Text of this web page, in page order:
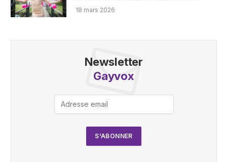
18 mars 2026
Newsletter
Gayvox